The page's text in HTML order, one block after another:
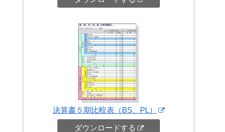
決算書５期比較表（BS、PL）
ダウンロードする